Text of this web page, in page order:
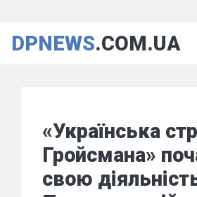
DPNEWS.COM.UA
«Українська
Гройсмана»
свою